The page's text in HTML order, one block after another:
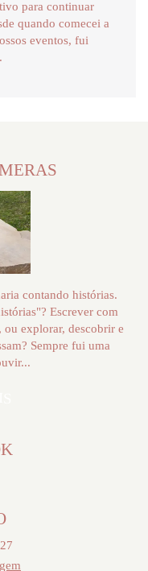
para continuar
quando comecei a
eventos, fui
contando histórias.
Escrever com
ou explorar, descobrir e
Sempre fui uma